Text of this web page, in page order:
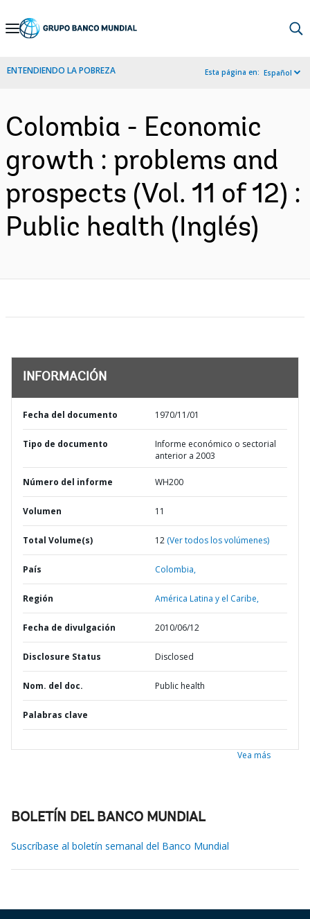
Skip
Navigation
ENTENDIENDO LA POBREZA Esta página en: Español
Colombia - Economic
growth : problems and
prospects (Vol. 11 of 12) :
Public health (Inglés)
INFORMACIÓN
Fecha del documento 1970/11/01
Tipo de documento
Informe económico o sectorial
anterior a 2003
Número del informe WH200
Volumen 11
Total Volume(s) 12 (Ver todos los volúmenes)
País Colombia,
Región América Latina y el Caribe,
Fecha de divulgación 2010/06/12
Disclosure Status Disclosed
Nom. del doc. Public health
Palabras clave
Vea más
BOLETÍN DEL BANCO MUNDIAL
Suscríbase al boletín semanal del Banco Mundial